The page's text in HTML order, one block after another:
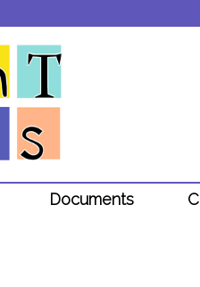
Documents